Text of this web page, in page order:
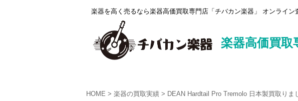
楽器を高く売るなら楽器高価買取専門店「チバカン楽器」 オンライン
楽器高価買取
HOME 楽器の買取実績 DEAN Hardtail Pro Tremolo 日本製買取りま